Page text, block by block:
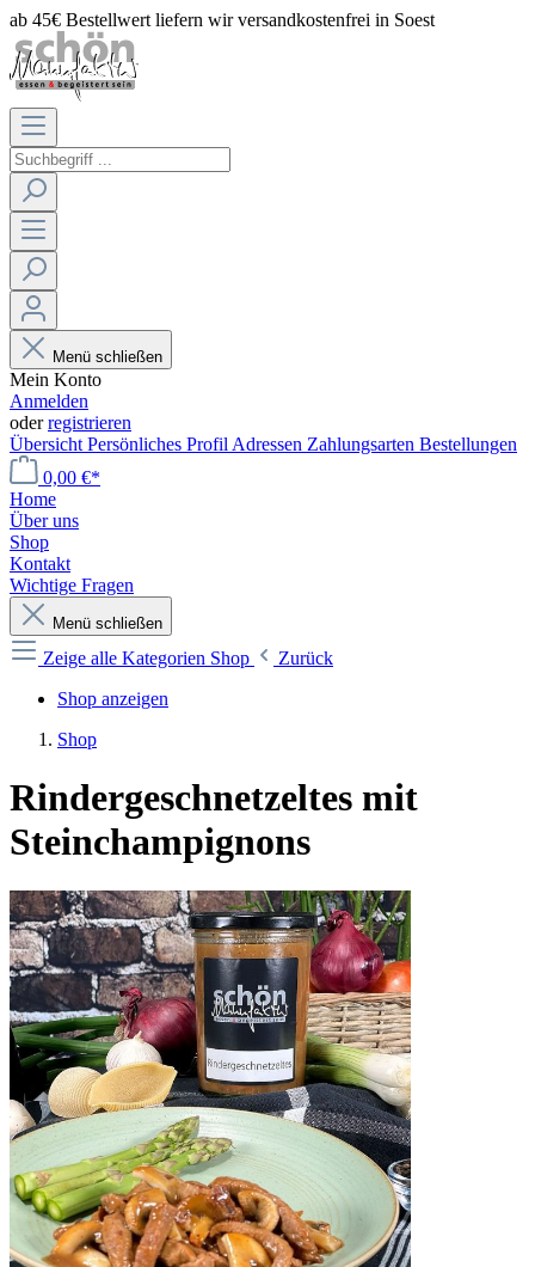
ab 45€ Bestellwert liefern wir versandkostenfrei in Soest
Menü schließen
Mein Konto
Anmelden
oderregistrieren
Übersicht Persönliches Profil Adressen Zahlungsarten Bestellungen
0,00 €*
Home
Über uns
Shop
Kontakt
Wichtige Fragen
Menü schließen
Zeige alle Kategorien Shop
Zurück
Shop anzeigen
Shop
Rindergeschnetzeltes mit
Steinchampignons